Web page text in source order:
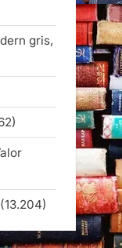
gris,
(13.204)